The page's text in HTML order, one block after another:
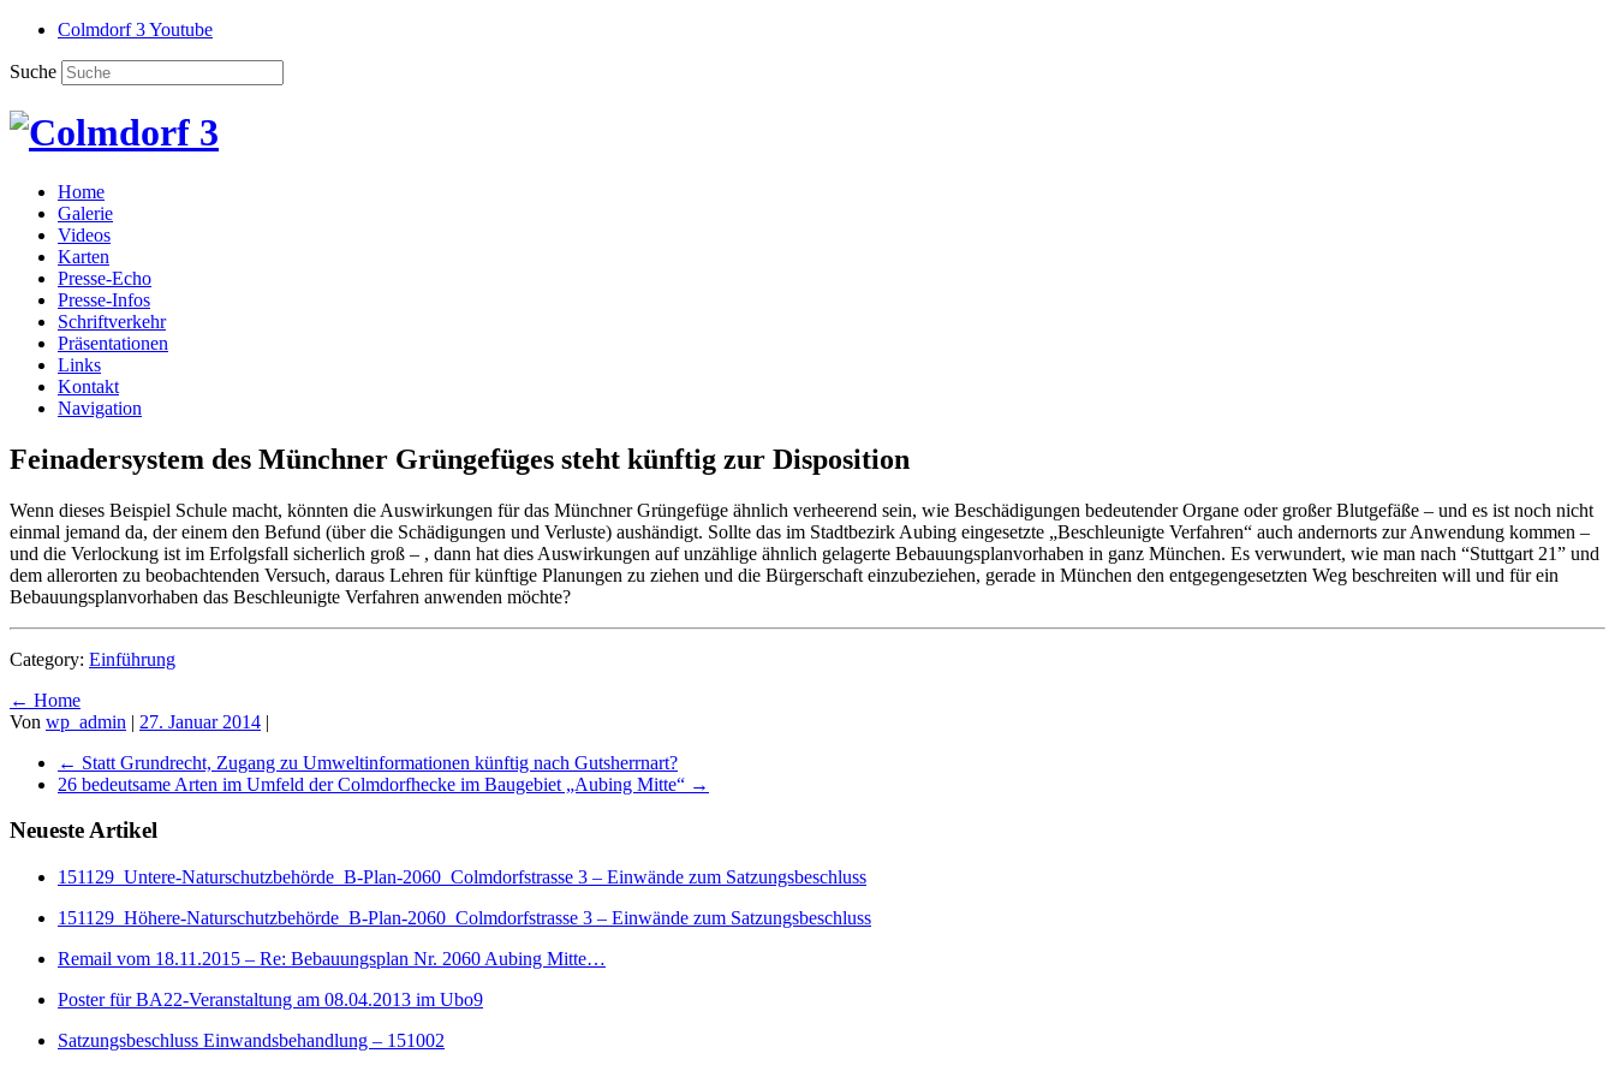
Colmdorf 3 Youtube
Suche
Home
Galerie
Videos
Karten
Presse-Echo
Presse-Infos
Schriftverkehr
Präsentationen
Links
Kontakt
Navigation
Feinadersystem des Münchner Grüngefüges steht künftig zur Disposition
Wenn dieses Beispiel Schule macht, könnten die Auswirkungen für das Münchner Grüngefüge ähnlich verheerend sein, wie Beschädigungen bedeutender Organe oder großer Blutgefäße – und es ist noch nicht
einmal jemand da, der einem den Befund (über die Schädigungen und Verluste) aushändigt. Sollte das im Stadtbezirk Aubing eingesetzte „Beschleunigte Verfahren“ auch andernorts zur Anwendung kommen –
und die Verlockung ist im Erfolgsfall sicherlich groß – , dann hat dies Auswirkungen auf unzählige ähnlich gelagerte Bebauungsplanvorhaben in ganz München. Es verwundert, wie man nach “Stuttgart 21” und
dem allerorten zu beobachtenden Versuch, daraus Lehren für künftige Planungen zu ziehen und die Bürgerschaft einzubeziehen, gerade in München den entgegengesetzten Weg beschreiten will und für ein
Bebauungsplanvorhaben das Beschleunigte Verfahren anwenden möchte?
Category: Einführung
← Home
Von wp_admin | 27. Januar 2014 |
← Statt Grundrecht, Zugang zu Umweltinformationen künftig nach Gutsherrnart?
26 bedeutsame Arten im Umfeld der Colmdorfhecke im Baugebiet „Aubing Mitte“ →
Neueste Artikel
151129_Untere-Naturschutzbehörde_B-Plan-2060_Colmdorfstrasse 3 – Einwände zum Satzungsbeschluss
151129_Höhere-Naturschutzbehörde_B-Plan-2060_Colmdorfstrasse 3 – Einwände zum Satzungsbeschluss
Remail vom 18.11.2015 – Re: Bebauungsplan Nr. 2060 Aubing Mitte…
Poster für BA22-Veranstaltung am 08.04.2013 im Ubo9
Satzungsbeschluss Einwandsbehandlung – 151002